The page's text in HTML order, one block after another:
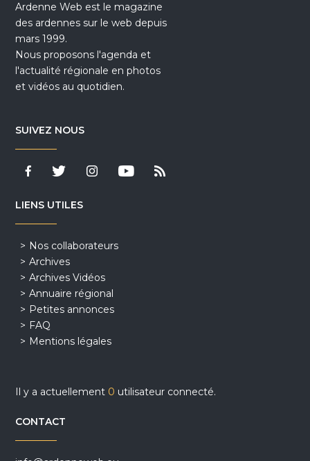
Ardenne Web est le magazine
des ardennes sur le web depuis
mars 1999.
Nous proposons l'agenda et
l'actualité régionale en photos
et vidéos au quotidien.
SUIVEZ NOUS
LIENS UTILES
Nos collaborateurs
Archives
Archives Vidéos
Annuaire régional
Petites annonces
FAQ
Mentions légales
Il y a actuellement 0 utilisateur connecté.
CONTACT